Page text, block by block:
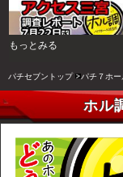
もっとみる
パチセブントップ パチ７ホ
ホル